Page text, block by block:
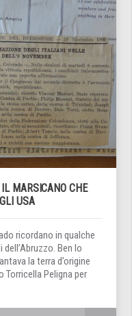
MARSICANO CHE
USA
ricordano in qualche
Ben lo
la terra d’origine
Torricella Peligna per